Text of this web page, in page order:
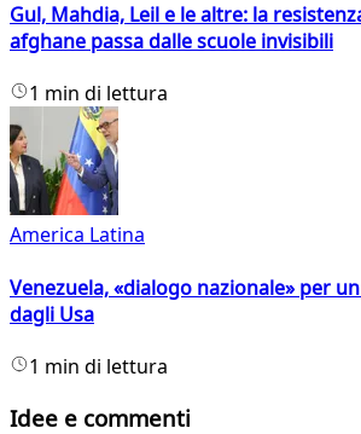
Gul, Mahdia, Leil e le altre: la
afghane passa dalle scuole invisibili
1 min di lettura
America Latina
Venezuela, «dialogo nazionale» per
dagli Usa
1 min di lettura
Idee e commenti